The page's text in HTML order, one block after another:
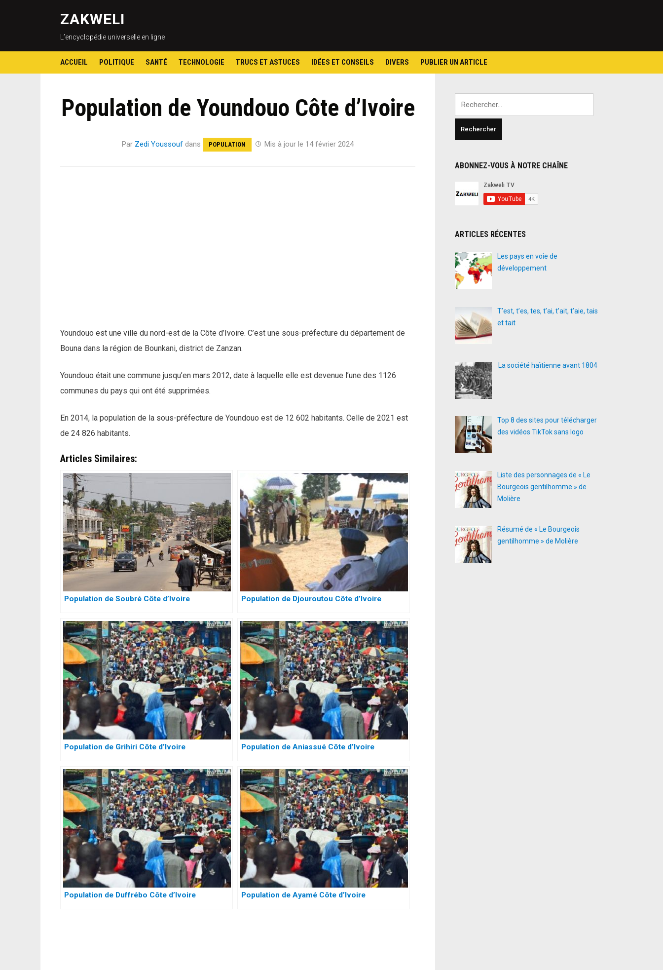
ZAKWELI
L’encyclopédie universelle en ligne
ACCUEIL POLITIQUE SANTÉ TECHNOLOGIE TRUCS ET ASTUCES IDÉES ET CONSEILS DIVERS PUBLIER UN ARTICLE
Population de Youndouo Côte d’Ivoire
Par Zedi Youssouf dans POPULATION Mis à jour le 14 février 2024
Youndouo est une ville du nord-est de la Côte d’Ivoire. C’est une sous-préfecture du département de
Bouna dans la région de Bounkani, district de Zanzan.
Youndouo était une commune jusqu’en mars 2012, date à laquelle elle est devenue l’une des 1126
communes du pays qui ont été supprimées.
En 2014, la population de la sous-préfecture de Youndouo est de 12 602 habitants. Celle de 2021 est
de 24 826 habitants.
Articles Similaires:
Population de Soubré Côte d’Ivoire Population de Djouroutou Côte d’Ivoire
Population de Grihiri Côte d’Ivoire Population de Aniassué Côte d’Ivoire
Population de Duffrébo Côte d’Ivoire Population de Ayamé Côte d’Ivoire
ABONNEZ-VOUS À NOTRE CHAÎNE
ARTICLES RÉCENTES
Les pays en voie de
développement
T’est, t’es, tes, t’ai, t’ait, t’aie, tais
et tait
La société haïtienne avant 1804
Top 8 des sites pour télécharger
des vidéos TikTok sans logo
Liste des personnages de « Le
Bourgeois gentilhomme » de
Molière
Résumé de « Le Bourgeois
gentilhomme » de Molière